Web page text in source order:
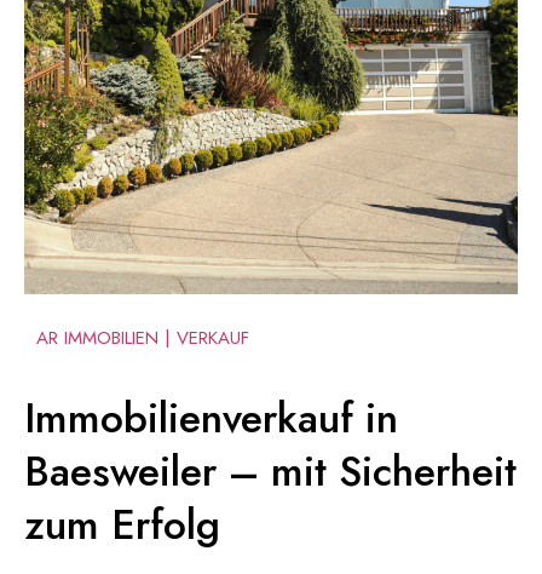
AR IMMOBILIEN | VERKAUF
Immobilienverkauf in
Baesweiler – mit Sicherheit
zum Erfolg